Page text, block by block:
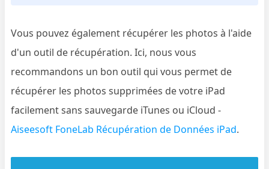
Vous pouvez également récupérer les photos à l'aide
d'un outil de récupération. Ici, nous vous
recommandons un bon outil qui vous permet de
récupérer les photos supprimées de votre iPad
facilement sans sauvegarde iTunes ou iCloud -
Aiseesoft FoneLab Récupération de Données iPad.